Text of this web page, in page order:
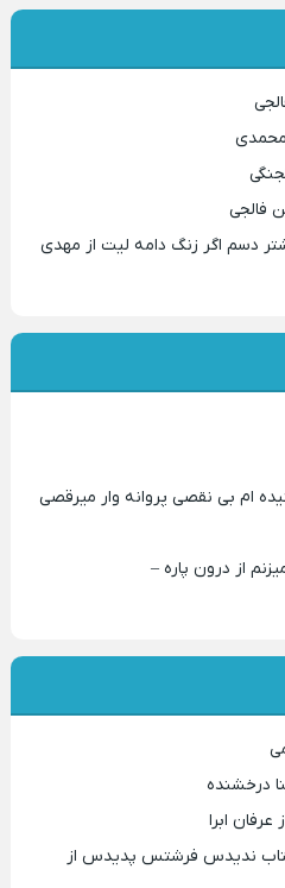
محمدی
فالجی
دسم اگر زنگ دامه لیت از مهدی
ام بی نقصی پروانه وار میرقصی
از درون پاره –
درخشنده
ابرا
ندیدس فرشتس پدیدس از